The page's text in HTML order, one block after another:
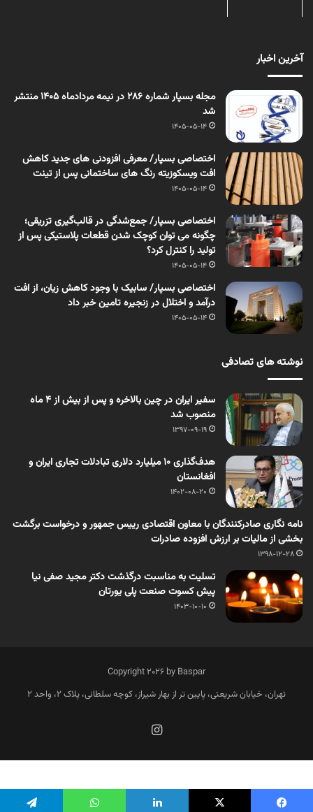
آخرین اخبار
مجله بسپار شماره 286 در نیمه مردادماه 1405 منتشر
شد
1405-05-14
اختصاصی بسپار/ معرفی افزودنی های جدید کاهش
افت ویسکوزیته رنگ های ساختمانی پس از تینت
1405-05-14
اختصاصی بسپار/ جمع‌شدگی در قالب‌گیری تزریقی؛
چگونه می توان کوچک شدن قطعات پلاستیکی پس از
تولید را کنترل کرد؟
1405-05-14
اختصاصی بسپار/ سابیک با وجود کاهش زیان، از افت
درآمد و اختلال در زنجیره تامین خبر داد
1405-05-14
نوشته های تصادفی
سفیر ایران در چین بالاخره و پس از بیش از 4 ماه
منصوب شد
1397-09-19
هدف‌گذاری ۱۰ میلیارد دلاری تبادلات تجاری ایران و
افغانستان
1402-08-20
نامه نگاری صادرکنندگان با معاون اقتصادی رییس جمهور و درخواست برگشت
بخشی از مالیات بر ارزش افزوده صادرات
1398-12-28
تسلیت به مناسبت درگذشت دکتر مجید صفی نیا
پیش کسوت صنعت پلی یورتان
1403-10-10
Copyright 2026 by Baspar
تهران، خیابان شریعتی، پایین تر از بهار شیراز، کوچه سلطانی، پلاک 2، واحد 2
فارسی